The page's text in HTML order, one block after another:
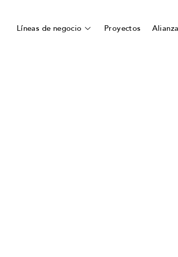
Líneas de negocio Proyectos